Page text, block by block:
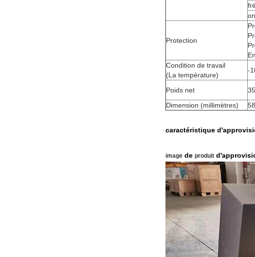
Protection
Condition de travail
(La température)
-
Poids net
Dimension (millimètres)
caractéristique
image de produit